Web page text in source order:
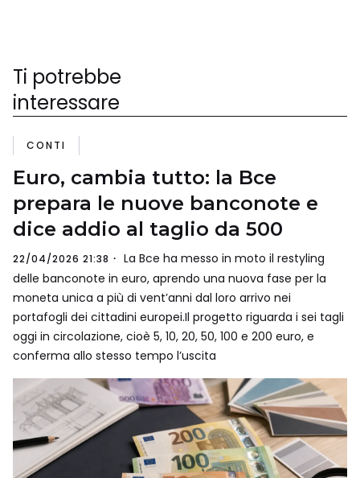
Ti potrebbe
interessare
CONTI
Euro, cambia tutto: la Bce
prepara le nuove banconote e
dice addio al taglio da 500
22/04/2026 21:38
La Bce ha messo in moto il restyling
delle banconote in euro, aprendo una nuova fase per la
moneta unica a più di vent’anni dal loro arrivo nei
portafogli dei cittadini europei.Il progetto riguarda i sei tagli
oggi in circolazione, cioè 5, 10, 20, 50, 100 e 200 euro, e
conferma allo stesso tempo l’uscita